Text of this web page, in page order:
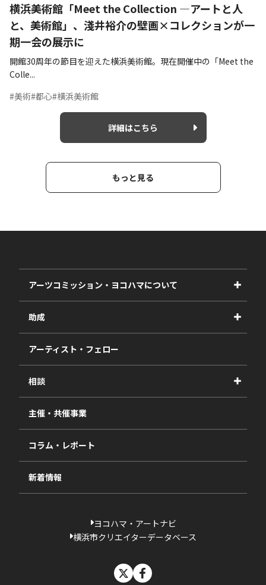
横浜美術館「Meet the Collection ―アートと人
と、美術館」、淺井裕介の壁画×コレクションが一
期一会の展示に
開館30周年の節目を迎えた横浜美術館。現在開催中の「Meet the
Colle...
#美術#都心#横浜美術館
詳細はこちら
もっと見る
アーツコミッション・ヨコハマについて
事業紹介
事業報告書
助成
2027年度
2026年度
2025年度
2024年度
2023年度
過去の採択一覧
アーティスト・フェロー
相談
視察・ヒアリング・研究
相談依頼フォーム
主催・共催事業
コラム・レポート
新着情報
ヨコハマ・アートナビ
横浜市クリエイターデータベース